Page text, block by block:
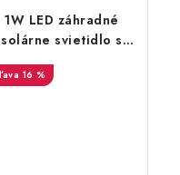
1W LED záhradné
solárne svietidlo s
4ks balenie
16 %